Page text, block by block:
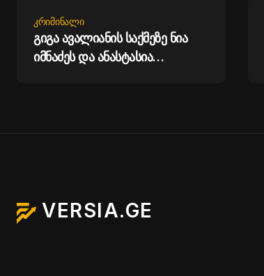
ᲙᲠᲘᲛᲘᲜᲐᲚᲘ
გიგა ავალიანის საქმეზე ნია
იმნაძეს და ანასტასია
VERSIA.GE